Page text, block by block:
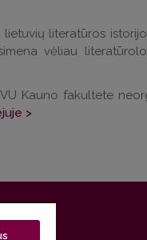
literatūros
vėliau
Kauno fakultete
>